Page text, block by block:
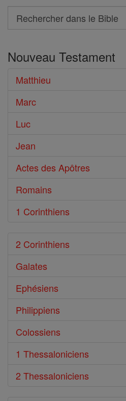
Search
Rechercher
le
Bible
Nouveau Testament
Matthieu
Marc
Luc
Jean
Actes des Apôtres
Romains
1 Corinthiens
2 Corinthiens
Galates
Ephésiens
Philippiens
Colossiens
1 Thessaloniciens
2 Thessaloniciens